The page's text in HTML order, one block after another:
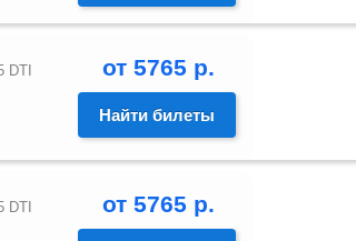
DTI от 5765 р.
Найти билеты
DTI от 5765 р.